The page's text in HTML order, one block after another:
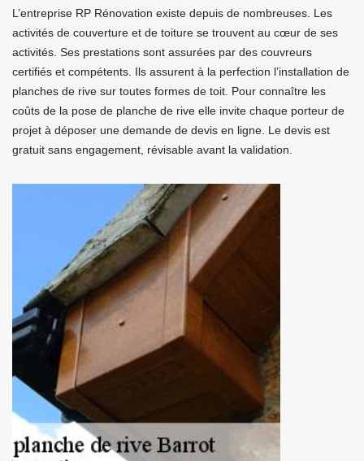
L’entreprise RP Rénovation existe depuis de nombreuses. Les
activités de couverture et de toiture se trouvent au cœur de ses
activités. Ses prestations sont assurées par des couvreurs
certifiés et compétents. Ils assurent à la perfection l’installation de
planches de rive sur toutes formes de toit. Pour connaître les
coûts de la pose de planche de rive elle invite chaque porteur de
projet à déposer une demande de devis en ligne. Le devis est
gratuit sans engagement, révisable avant la validation.